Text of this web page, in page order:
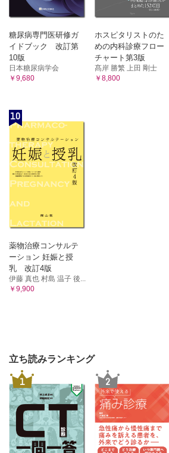
は、なぜ？
Question 28 妊娠中の服用に注意する
Question 29 偏頭痛の薬は、必ず予感
Question 30 狭心症の薬で頭痛や血圧
Question 31 リン吸着薬（セベラマー）
Question 34 認知症治療薬で、パーキン
の？
Question 35 うつ病の治療薬で血糖値が
ど、どんな関係があるの？
Question 36 バイオシミラーって何？
Question 38 漢方薬を服用する際に注意
るの？
糖尿病専門医研修ガ
イドブック 改訂第
10版
日本糖尿病学会
￥9,680
ホスピタリストのた
めの内科診療フロー
チャート第3版
髙岸 勝繁 上田 剛士
￥8,800
10
薬物治療コンサルテ
ーション 妊娠と授
乳 改訂4版
伊藤 真也 村島 温子 後...
￥9,900
立ち読みランキング
1 2